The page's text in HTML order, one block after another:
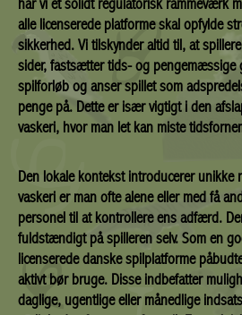
har vi et solidt regulatorisk rammeværk
alle licenserede platforme skal opfylde
sikkerhed. Vi tilskynder altid til, at
sider, fastsætter tids- og
spilforløb og anser spillet som
penge på. Dette er især vigtigt i den
vaskeri, hvor man let kan miste
Den lokale kontekst introducerer unikke
vaskeri er man ofte alene eller med få
personel til at kontrollere ens adfærd.
fuldstændigt på spilleren selv. Som en
licenserede danske spilplatforme
aktivt bør bruge. Disse indbefatter
daglige, ugentlige eller månedlige